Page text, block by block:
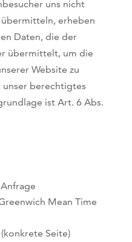
uns nicht
erheben
Daten, die der
übermittelt, um die
Website zu
berechtigtes
ist Art. 6 Abs.
Mean Time
Seite)